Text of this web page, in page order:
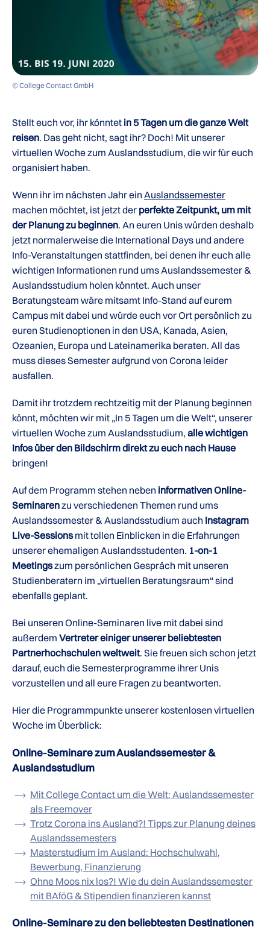
© College Contact GmbH
Stellt euch vor, ihr könntet in 5 Tagen um die ganze Welt
reisen. Das geht nicht, sagt ihr? Doch! Mit unserer
virtuellen Woche zum Auslandsstudium, die wir für euch
organisiert haben.
Wenn ihr im nächsten Jahr ein Auslandssemester
machen möchtet, ist jetzt der perfekte Zeitpunkt, um mit
der Planung zu beginnen. An euren Unis würden deshalb
jetzt normalerweise die International Days und andere
Info-Veranstaltungen stattfinden, bei denen ihr euch alle
wichtigen Informationen rund ums Auslandssemester &
Auslandsstudium holen könntet. Auch unser
Beratungsteam wäre mitsamt Info-Stand auf eurem
Campus mit dabei und würde euch vor Ort persönlich zu
euren Studienoptionen in den USA, Kanada, Asien,
Ozeanien, Europa und Lateinamerika beraten. All das
muss dieses Semester aufgrund von Corona leider
ausfallen.
Damit ihr trotzdem rechtzeitig mit der Planung beginnen
könnt, möchten wir mit „In 5 Tagen um die Welt“, unserer
virtuellen Woche zum Auslandsstudium, alle wichtigen
Infos über den Bildschirm direkt zu euch nach Hause
bringen!
Auf dem Programm stehen neben informativen Online-
Seminarenzu verschiedenen Themen rund ums
Auslandssemester & Auslandsstudium auch Instagram
Live-Sessionsmit tollen Einblicken in die Erfahrungen
unserer ehemaligen Auslandsstudenten. 1-on-1
Meetingszum persönlichen Gespräch mit unseren
Studienberatern im „virtuellen Beratungsraum“ sind
ebenfalls geplant.
Bei unseren Online-Seminaren live mit dabei sind
außerdem Vertreter einiger unserer beliebtesten
Partnerhochschulen weltweit. Sie freuen sich schon jetzt
darauf, euch die Semesterprogramme ihrer Unis
vorzustellen und all eure Fragen zu beantworten.
Hier die Programmpunkte unserer kostenlosen virtuellen
Woche im Überblick:
Online-Seminare zum Auslandssemester &
Auslandsstudium
Mit College Contact um die Welt: Auslandssemester
als Freemover
Trotz Corona ins Ausland?! Tipps zur Planung deines
Auslandssemesters
Masterstudium im Ausland: Hochschulwahl,
Bewerbung, Finanzierung
Ohne Moos nix los?! Wie du dein Auslandssemester
mit BAföG & Stipendien finanzieren kannst
Online-Seminare zu den beliebtesten Destinationen